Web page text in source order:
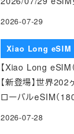
2026-07-29
Xiao Long eSIM
【Xiao Long eSIM
【新登場】世界
ローバルeSIM（
2026-07-28